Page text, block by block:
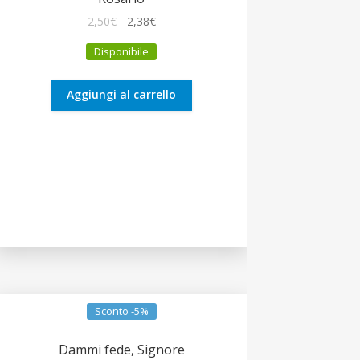
2,50€
originale
2,50€.
2,38€Il
attuale
2,38€.
Disponibile
Aggiungi al carrello
Sconto -5%
Dammi fede, Signore